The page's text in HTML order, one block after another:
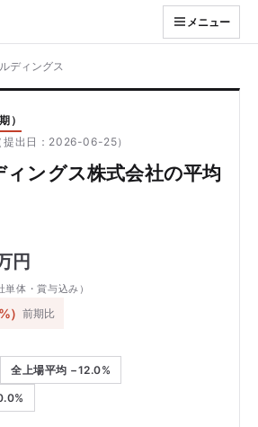
メニュー
ディングス
）
提出日：2026-06-25）
ィングス株式会社の平均
円
体・賞与込み）
）前期比
全上場平均 −12.0%